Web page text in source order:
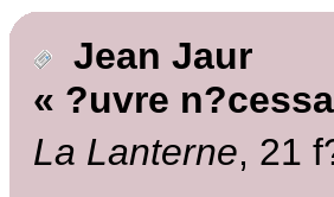
Jean Jaur
« ?uvre
La Lanterne, 21